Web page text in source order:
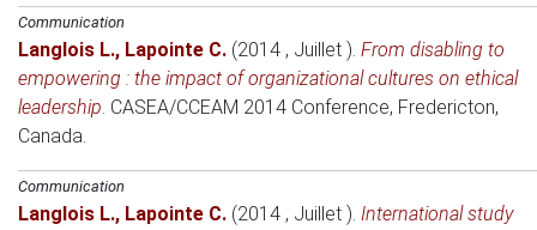
Communication
Langlois L., Lapointe C. (2014 , Juillet ). From disabling to
empowering : the impact of organizational cultures on ethical
leadership. CASEA/CCEAM 2014 Conference, Fredericton,
Canada.
Communication
Langlois L., Lapointe C. (2014 , Juillet ). International study